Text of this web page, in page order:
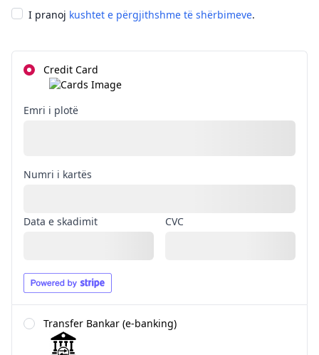
I pranoj kushtet e përgjithshme të shërbimeve.
Credit Card
Emri i plotë
Numri i kartës
Data e skadimit CVC
Transfer Bankar (e-banking)